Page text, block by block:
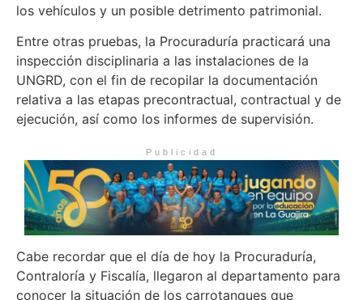
los vehículos y un posible detrimento patrimonial.
Entre otras pruebas, la Procuraduría practicará una
inspección disciplinaria a las instalaciones de la
UNGRD, con el fin de recopilar la documentación
relativa a las etapas precontractual, contractual y de
ejecución, así como los informes de supervisión.
Publicidad
Cabe recordar que el día de hoy la Procuraduría,
Contraloría y Fiscalía, llegaron al departamento para
conocer la situación de los carrotanques que